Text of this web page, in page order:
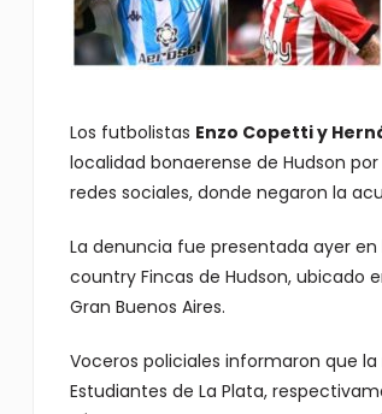
Los futbolistas Enzo Copetti y
localidad bonaerense de Hudson
redes sociales, donde negaron la
La denuncia fue presentada ayer
country Fincas de Hudson, ubicado
Gran Buenos Aires.
Voceros policiales informaron que
Estudiantes de La Plata,